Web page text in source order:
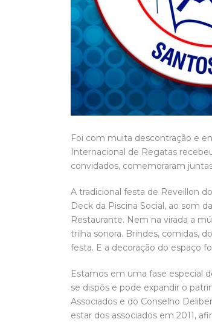
Foi com muita descontração e
Internacional de Regatas
convidados, comemoraram
A tradicional festa de Reveillon
Deck da Piscina Social, ao som
Restaurante. Nem na virada a
trilha sonora. Brindes, comidas,
festa. E a decoração do espaço
Estamos em uma fase especial
se dispôs e pode expandir o
Associados e do Conselho
estar dos associados em 2011,